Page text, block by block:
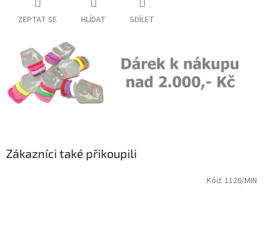
ZEPTAT SE HLÍDAT SDÍLET
Zákazníci také přikoupili
Kód: 1126/MIN